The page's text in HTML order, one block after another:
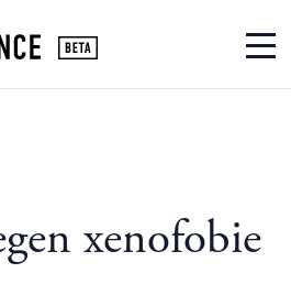
xenofobie